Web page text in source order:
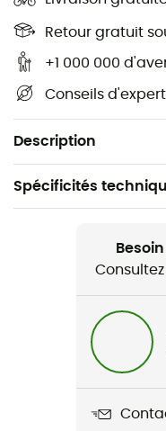
Retour gratuit
+1 000 000
Conseils
Description
Bouchage à
remplissage et
Capulet à
TAP TPE inférieur
BPA gratuit et le
Spécificités
Homme / Femme
Nom du produit
Hammerhead Bottle